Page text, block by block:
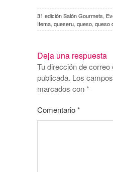
31 edición Salón Gourmets
Ifema queseru queso queso
Deja una respuesta
Tu dirección de
publicada. Los
marcados con*
Comentario*